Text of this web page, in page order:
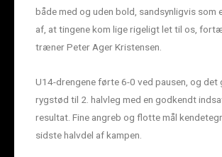
både med og uden bold, sandsynligvis som
af, at tingene kom lige rigeligt let til os,
træner Peter Ager Kristensen.
U14-drengene førte 6-0 ved pausen, og det
rygstød til 2. halvleg med en godkendt
resultat. Fine angreb og flotte mål
sidste halvdel af kampen.